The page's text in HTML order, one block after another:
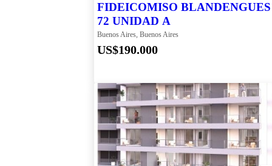
FIDEICOMISO BLANDENGUES
72 UNIDAD A
Buenos Aires, Buenos Aires
US$190.000